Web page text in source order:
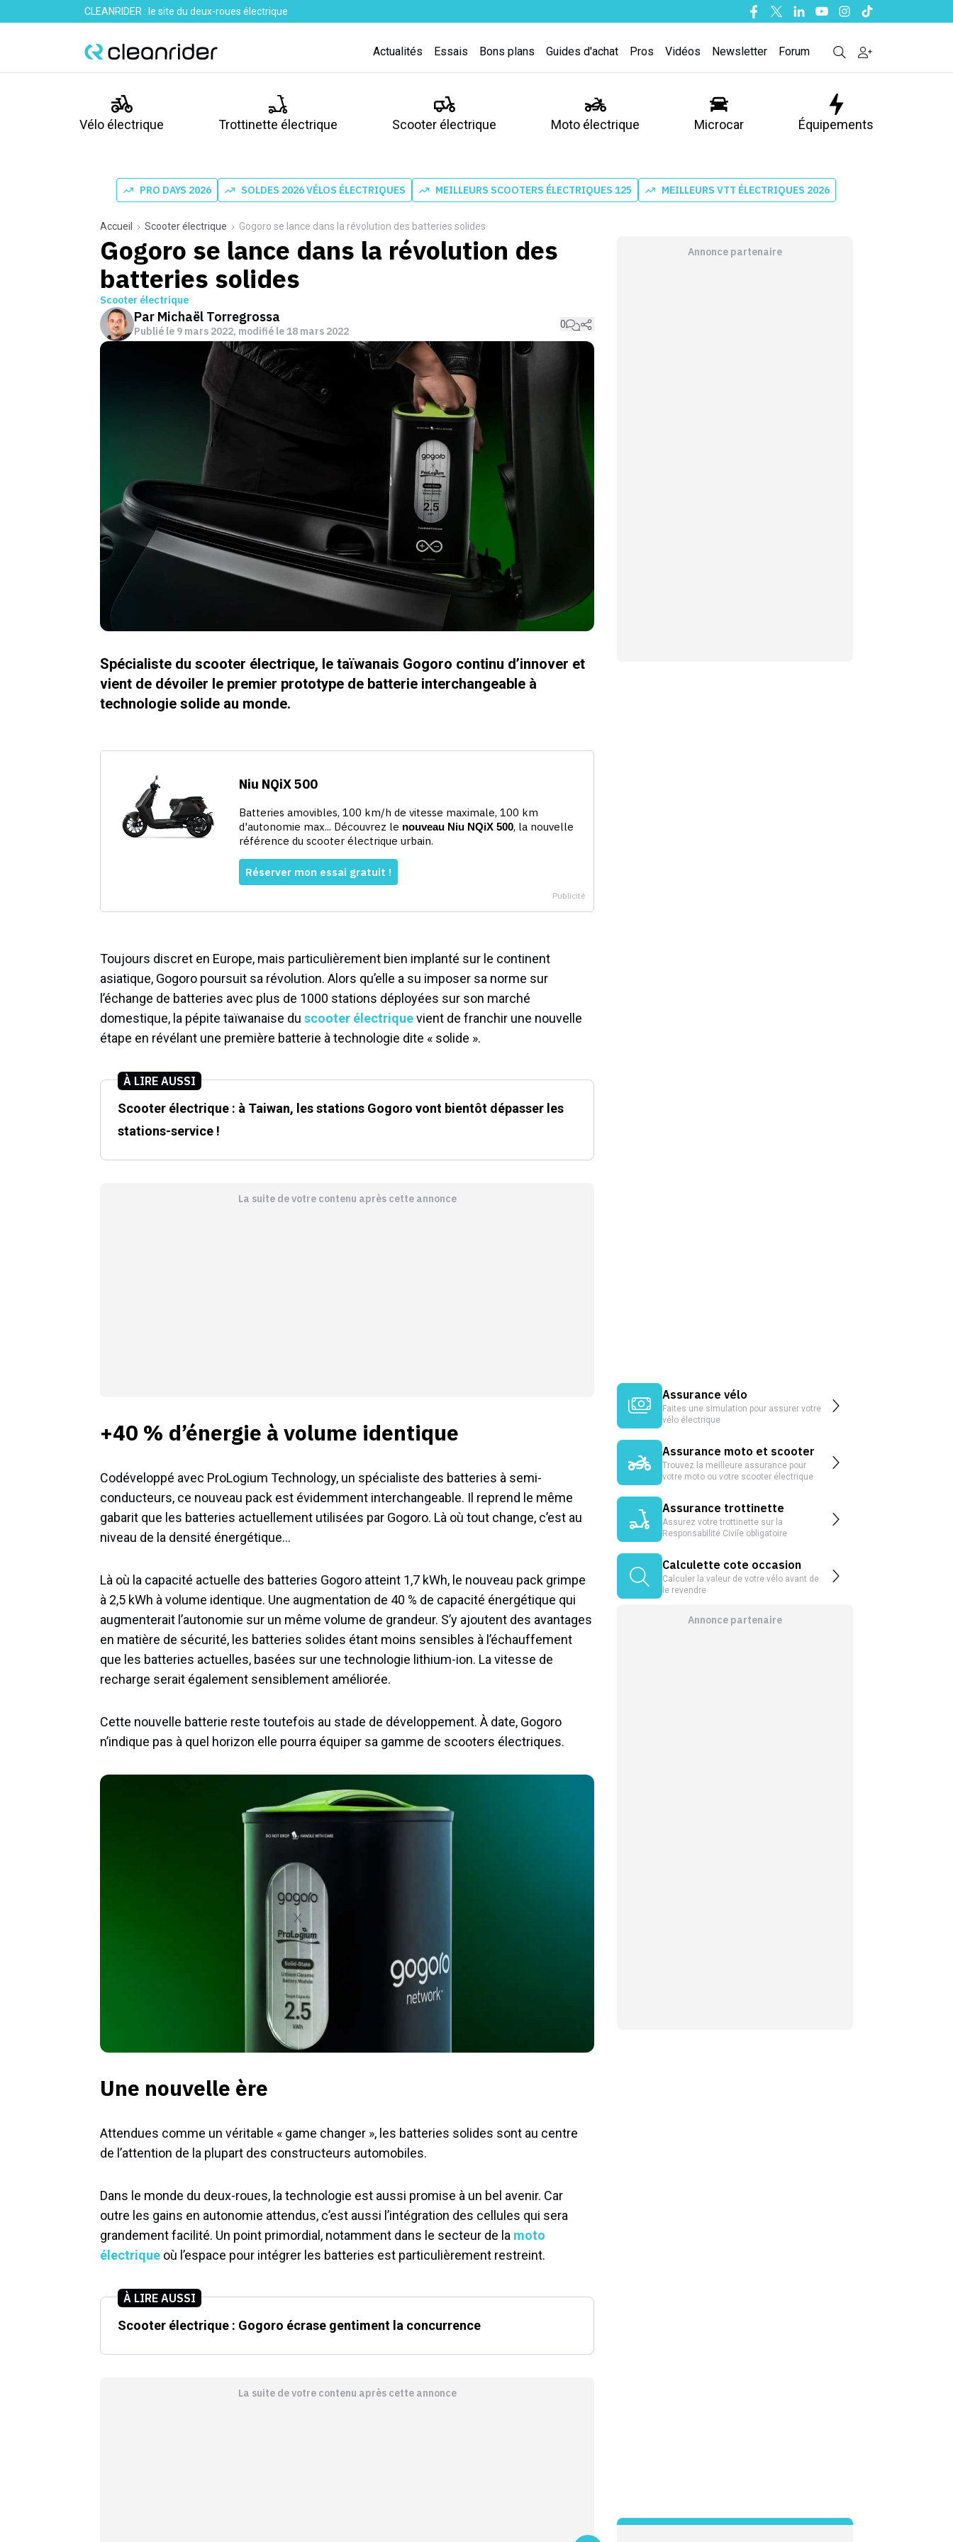
CLEANRIDER : le site du deux-roues électrique Facebook
TwitterLinkedinYoutubeInstagram
Tiktok
Actualités Essais Bons plans Guides d'achat Pros Vidéos Newsletter Forum
Vélo électrique Trottinette électrique Scooter électrique Moto électrique Microcar Équipements
PRO DAYS 2026 SOLDES 2026 VÉLOS ÉLECTRIQUES MEILLEURS SCOOTERS ÉLECTRIQUES 125 MEILLEURS VTT ÉLECTRIQUES 2026
Accueil Scooter électrique Gogoro se lance dans la révolution des batteries solides
Gogoro se lance dans la révolution des
batteries solides
Scooter électrique
Par Michaël Torregrossa
Publié le 9 mars 2022, modifié le 18 mars 2022
0
Spécialiste du scooter électrique, le taïwanais Gogoro continu d’innover et
vient de dévoiler le premier prototype de batterie interchangeable à
technologie solide au monde.
Toujours discret en Europe, mais particulièrement bien implanté sur le continent
asiatique, Gogoro poursuit sa révolution. Alors qu’elle a su imposer sa norme sur
l’échange de batteries avec plus de 1000 stations déployées sur son marché
domestique, la pépite taïwanaise du scooter électriquevient de franchir une nouvelle
étape en révélant une première batterie à technologie dite « solide ».
À LIRE AUSSI
Scooter électrique : à Taiwan, les stations Gogoro vont bientôt dépasser les
stations-service !
La suite de votre contenu après cette annonce
+40 % d’énergie à volume identique
Codéveloppé avec ProLogium Technology, un spécialiste des batteries à semi-
conducteurs, ce nouveau pack est évidemment interchangeable. Il reprend le même
gabarit que les batteries actuellement utilisées par Gogoro. Là où tout change, c’est au
niveau de la densité énergétique…
Là où la capacité actuelle des batteries Gogoro atteint 1,7 kWh, le nouveau pack grimpe
à 2,5 kWh à volume identique. Une augmentation de 40 % de capacité énergétique qui
augmenterait l’autonomie sur un même volume de grandeur. S’y ajoutent des avantages
en matière de sécurité, les batteries solides étant moins sensibles à l’échauffement
que les batteries actuelles, basées sur une technologie lithium-ion. La vitesse de
recharge serait également sensiblement améliorée.
Cette nouvelle batterie reste toutefois au stade de développement. À date, Gogoro
n’indique pas à quel horizon elle pourra équiper sa gamme de scooters électriques.
Une nouvelle ère
Attendues comme un véritable « game changer », les batteries solides sont au centre
de l’attention de la plupart des constructeurs automobiles.
Dans le monde du deux-roues, la technologie est aussi promise à un bel avenir. Car
outre les gains en autonomie attendus, c’est aussi l’intégration des cellules qui sera
grandement facilité. Un point primordial, notamment dans le secteur de la moto
électrique où l’espace pour intégrer les batteries est particulièrement restreint.
À LIRE AUSSI
Scooter électrique : Gogoro écrase gentiment la concurrence
La suite de votre contenu après cette annonce
Annonce partenaire
Assurance vélo
Faites une simulation pour assurer votre
vélo électrique
Assurance moto et scooter
Trouvez la meilleure assurance pour
votre moto ou votre scooter électrique
Assurance trottinette
Assurez votre trottinette sur la
Responsabilité Civile obligatoire
Calculette cote occasion
Calculer la valeur de votre vélo avant de
le revendre
Annonce partenaire